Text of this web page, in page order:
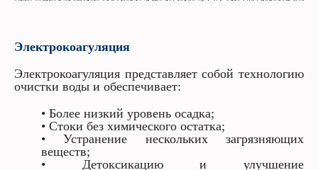
Электрокоагуляция
Электрокоагуляция представляет собой технологию
очистки воды и обеспечивает:
• Более низкий уровень осадка;
• Стоки без химического остатка;
• Устранение нескольких загрязняющих
веществ;
• Детоксикацию и улучшение